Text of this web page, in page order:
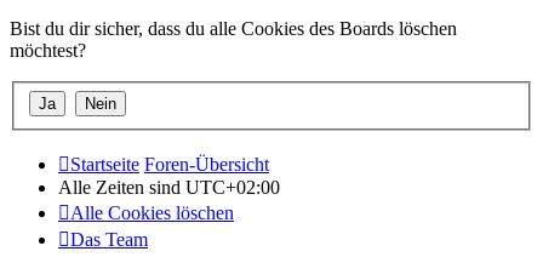
Bist du dir sicher, dass du alle Cookies des Boards löschen
möchtest?
Startseite Foren-Übersicht
Alle Zeiten sind UTC+02:00
Alle Cookies löschen
Das Team